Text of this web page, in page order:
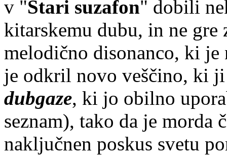
v "Stari suzafon" dobili
kitarskemu dubu, in ne gre
melodično disonanco, ki
je odkril novo veščino, ki
dubgaze, ki jo obilno
seznam), tako da je morda
naključnen poskus svetu